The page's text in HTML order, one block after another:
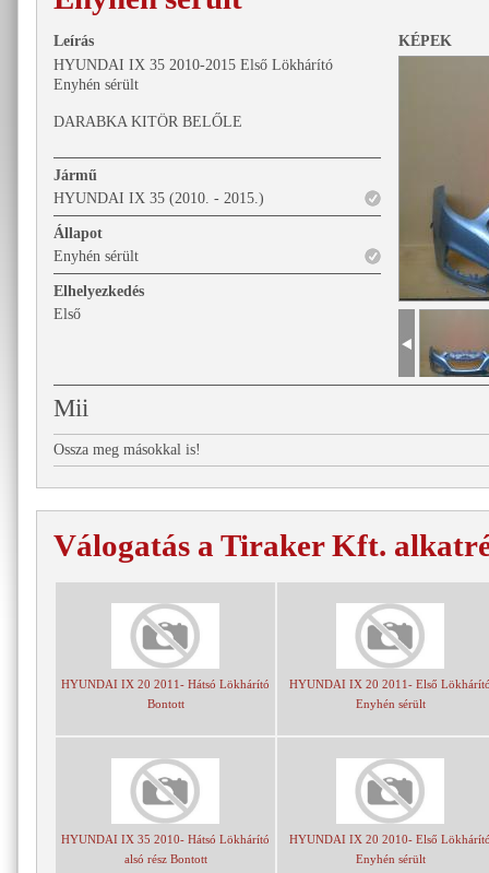
KÉPEK
Leírás
HYUNDAI IX 35 2010-2015 Első Lökhárító
Enyhén sérült
DARABKA KITÖR BELŐLE
Jármű
HYUNDAI IX 35 (2010. - 2015.)
Állapot
Enyhén sérült
Elhelyezkedés
Első
Mii
Ossza meg másokkal is!
Válogatás a Tiraker Kft.
HYUNDAI IX 20 2011- Hátsó Lökhárító
Bontott
HYUNDAI IX 20 2011- Első
Enyhén sérült
HYUNDAI IX 35 2010- Hátsó Lökhárító
alsó rész Bontott
HYUNDAI IX 20 2010- Első
Enyhén sérült